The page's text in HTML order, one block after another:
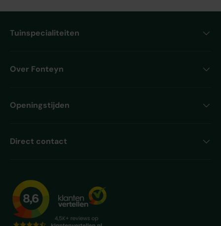
Tuinspecialiteiten
Over Fonteyn
Openingstijden
Direct contact